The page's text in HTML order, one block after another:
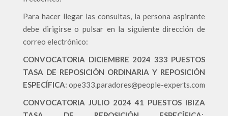
Para hacer llegar las consultas, la persona aspirante
debe dirigirse o pulsar en la siguiente dirección de
correo electrónico:
CONVOCATORIA DICIEMBRE 2024 333 PUESTOS
TASA DE REPOSICIÓN ORDINARIA Y REPOSICIÓN
ESPECÍFICA: ope333.paradores@people-experts.com
CONVOCATORIA JULIO 2024 41 PUESTOS IBIZA